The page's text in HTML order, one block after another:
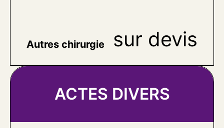
Autres chirurgie sur devis
ACTES DIVERS